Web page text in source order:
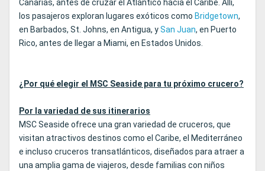
Canarias, antes de cruzar el Atlántico hacia el Caribe. Allí,
los pasajeros exploran lugares exóticos como Bridgetown,
en Barbados, St. Johns, en Antigua, ySan Juan, en Puerto
Rico, antes de llegar a Miami, en Estados Unidos.
¿Por qué elegir el MSC Seaside para tu próximo crucero?
Por la variedad de sus itinerarios
MSC Seaside ofrece una gran variedad de cruceros, que
visitan atractivos destinos como el Caribe, el Mediterráneo
e incluso cruceros transatlánticos, diseñados para atraer a
una amplia gama de viajeros, desde familias con niños